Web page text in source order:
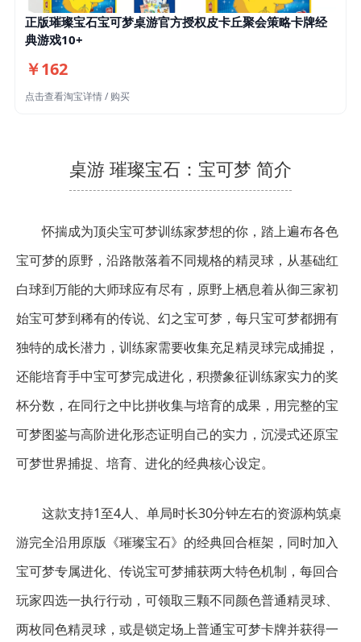
正版璀璨宝石宝可梦桌游官方授权皮卡丘聚会策略卡牌经
典游戏10+
￥162
点击查看淘宝详情 / 购买
桌游 璀璨宝石：宝可梦 简介
怀揣成为顶尖宝可梦训练家梦想的你，踏上遍布各色
宝可梦的原野，沿路散落着不同规格的精灵球，从基础红
白球到万能的大师球应有尽有，原野上栖息着从御三家初
始宝可梦到稀有的传说、幻之宝可梦，每只宝可梦都拥有
独特的成长潜力，训练家需要收集充足精灵球完成捕捉，
还能培育手中宝可梦完成进化，积攒象征训练家实力的奖
杯分数，在同行之中比拼收集与培育的成果，用完整的宝
可梦图鉴与高阶进化形态证明自己的实力，沉浸式还原宝
可梦世界捕捉、培育、进化的经典核心设定。
这款支持1至4人、单局时长30分钟左右的资源构筑桌
游完全沿用原版《璀璨宝石》的经典回合框架，同时加入
宝可梦专属进化、传说宝可梦捕获两大特色机制，每回合
玩家四选一执行行动，可领取三颗不同颜色普通精灵球、
两枚同色精灵球，或是锁定场上普通宝可梦卡牌并获得一